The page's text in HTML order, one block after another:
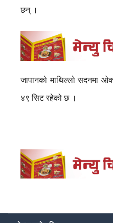
छन् ।
जापानको माथिल्लो सदनमा
४९ सिट रहेको छ ।